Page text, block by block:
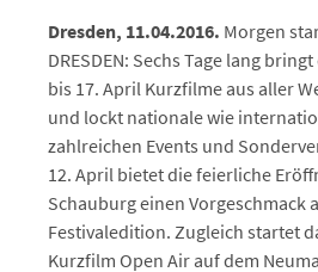
Dresden, 11.04.2016. Morgen
DRESDEN: Sechs Tage lang
bis 17. April Kurzfilme aus aller
und lockt nationale wie
zahlreichen Events und
12. April bietet die feierliche
Schauburg einen Vorgeschmack
Festivaledition. Zugleich startet
Kurzfilm Open Air auf dem